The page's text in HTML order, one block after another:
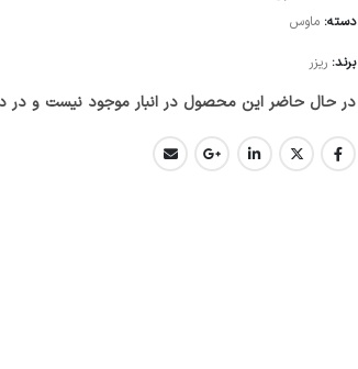
دسته: ماوس
برند: ریزر
در حال حاضر این محصول در انبار موجود نیست و در